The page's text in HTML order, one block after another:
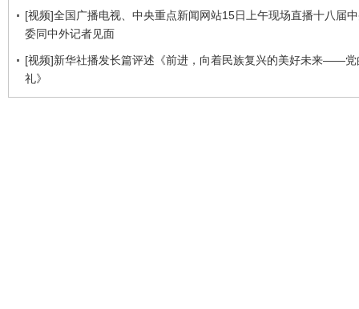
[视频]全国广播电视、中央重点新闻网站15日上午现场直播十八届
委同中外记者见面
[视频]新华社播发长篇评述《前进，向着民族复兴的美好未来——党
礼》